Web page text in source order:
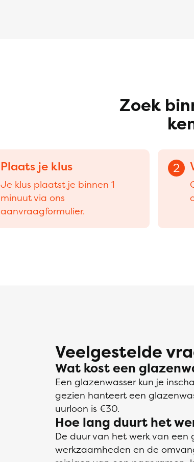
Zoek
Plaats je klus
Je klus plaatst je binnen 1
minuut via ons
aanvraagformulier.
2
Veelgestelde
Wat kost een
Een glazenwasser kun je
gezien hanteert een
uurloon is €30.
Hoe lang duurt het
De duur van het werk van
werkzaamheden en de